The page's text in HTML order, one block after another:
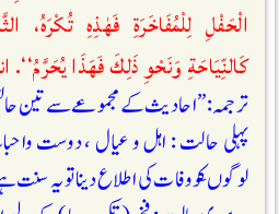
الْحَفْلِ لِلْمُفَاخَرَةِ فَھٰذِهِ تُكْرَهُ،
كَالنِّيَاحَةِ وَنَحْوِ ذَلِكَ فَهَذَا يُحَرَّمُ‘‘.
ترجمہ: ”احادیث کے مجموعے سے تین
پہلی حالت : اہل و عیال ، دوست
لوگوںکو وفات کی اطلاع دینا تو یہ سنت